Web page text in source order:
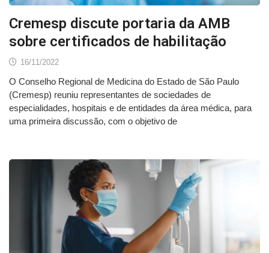
Cremesp discute portaria da AMB
sobre certificados de habilitação
16/11/2022
O Conselho Regional de Medicina do Estado de São Paulo
(Cremesp) reuniu representantes de sociedades de
especialidades, hospitais e de entidades da área médica, para
uma primeira discussão, com o objetivo de